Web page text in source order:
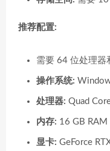
推荐配置:
需要 64 位处理器
操作系统:
处理器: Quad
内存: 16 GB RAM
显卡: GeForce